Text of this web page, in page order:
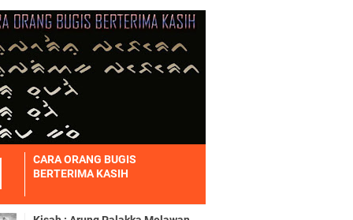
CARA ORANG BUGIS
BERTERIMA KASIH